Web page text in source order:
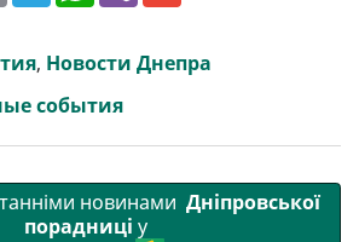
l g
r
a
m
s
A
p
p
r l
, Новости Днепра
события
новинами Дніпровської
порадниці у